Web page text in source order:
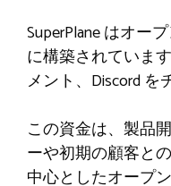
SuperPlane はオー
に構築されていま
メント、Discord を
この資金は、製品
ーや初期の顧客と
中心としたオープ